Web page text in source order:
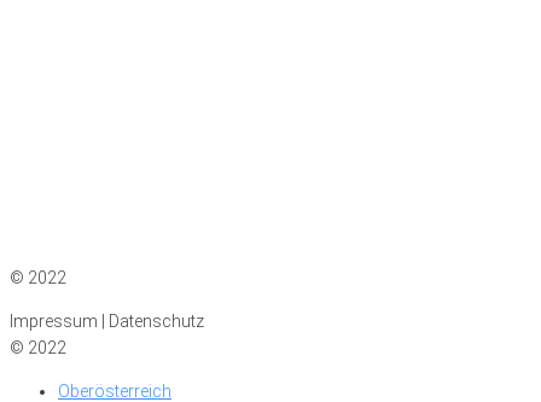
© 2022
Impressum | Datenschutz
© 2022
Oberösterreich